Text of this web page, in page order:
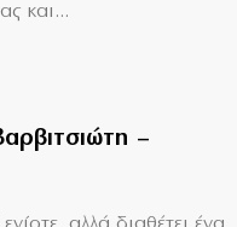
και...
–